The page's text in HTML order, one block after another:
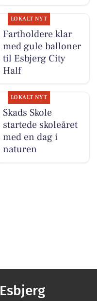
LOKALT NYT
Fartholdere klar
med gule balloner
til Esbjerg City
Half
LOKALT NYT
Skads Skole
startede skoleåret
med en dag i
naturen
Esbjerg